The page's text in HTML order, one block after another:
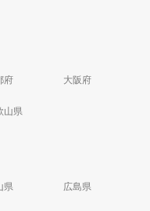
府 大阪府
山県
県 広島県